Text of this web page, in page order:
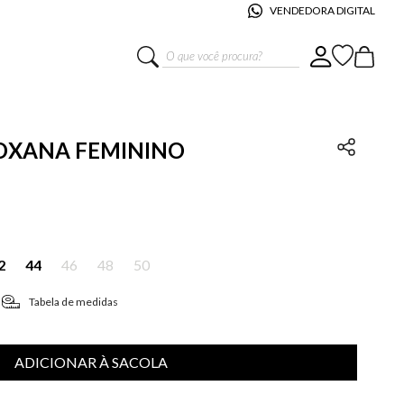
VENDEDORA DIGITAL
O que você procura?
FEMININO
44 46 48 50
Tabela de medidas
ADICIONAR À SACOLA